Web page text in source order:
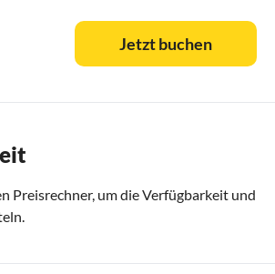
Jetzt buchen
Preisrechner, um die Verfügbarkeit und